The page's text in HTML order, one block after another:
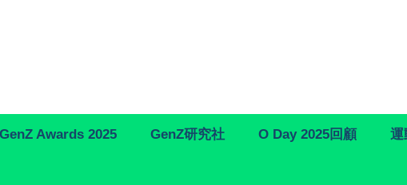
GenZ Awards 2025 GenZ研究社 O Day 2025回顧 運